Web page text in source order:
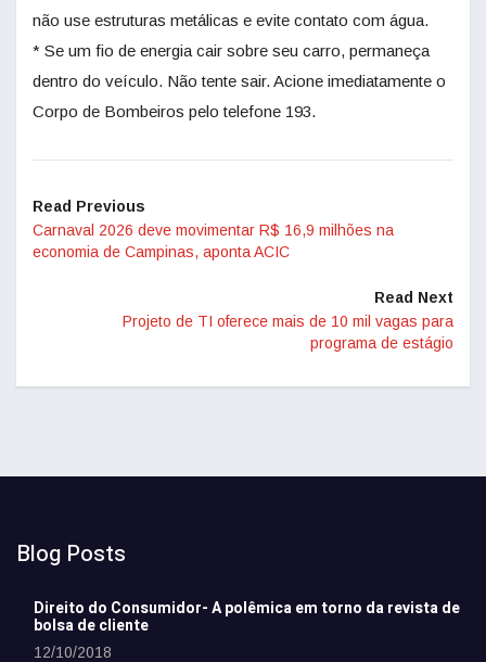
não use estruturas metálicas e evite contato com água.
* Se um fio de energia cair sobre seu carro, permaneça
dentro do veículo. Não tente sair. Acione imediatamente o
Corpo de Bombeiros pelo telefone 193.
Read Previous
Carnaval 2026 deve movimentar R$ 16,9 milhões na
economia de Campinas, aponta ACIC
Read Next
Projeto de TI oferece mais de 10 mil vagas para
programa de estágio
Blog Posts
Direito do Consumidor- A polêmica em torno da revista de
bolsa de cliente
12/10/2018